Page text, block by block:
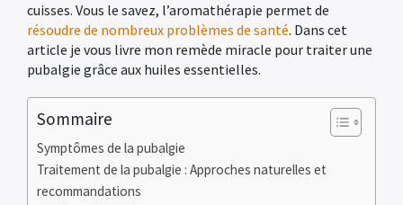
cuisses. Vous le savez, l’aromathérapie permet de
résoudre de nombreux problèmes de santé. Dans cet
article je vous livre mon remède miracle pour traiter une
pubalgie grâce aux huiles essentielles.
Sommaire
Symptômes de la pubalgie
Traitement de la pubalgie : Approches naturelles et
recommandations